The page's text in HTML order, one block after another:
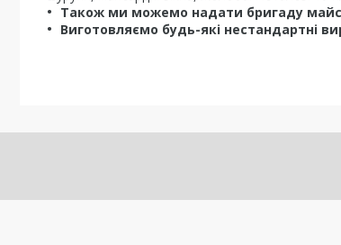
Також ми можемо надати бригаду
Виготовляємо будь-які нестандартні